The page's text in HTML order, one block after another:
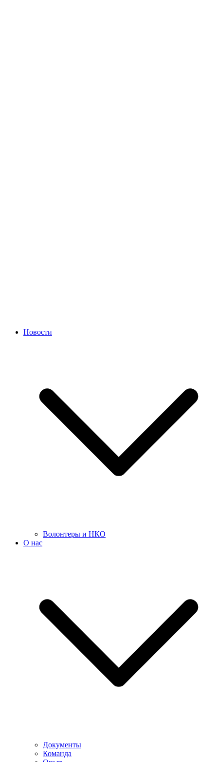
Новости
Волонтеры и НКО
О нас
Документы
Команда